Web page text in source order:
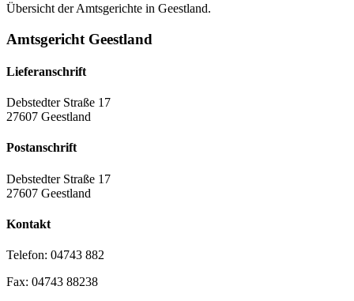
Übersicht der Amtsgerichte in Geestland.
Amtsgericht Geestland
Lieferanschrift
Debstedter Straße 17
27607 Geestland
Postanschrift
Debstedter Straße 17
27607 Geestland
Kontakt
Telefon: 04743 882
Fax: 04743 88238